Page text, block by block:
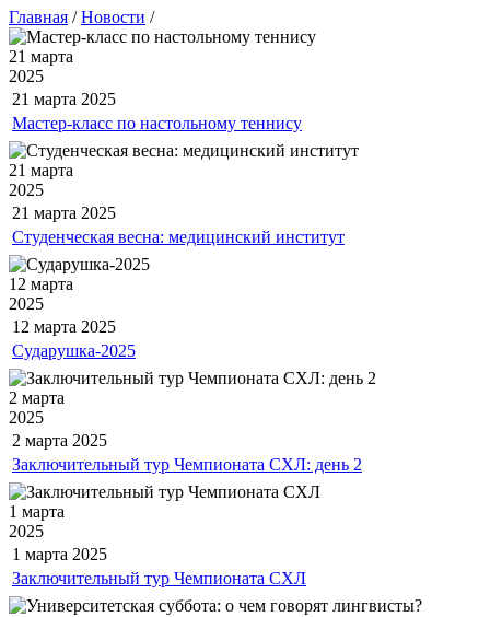
Главная /Новости /
21 марта
2025
21 марта 2025
Мастер-класс по настольному теннису
21 марта
2025
21 марта 2025
Студенческая весна: медицинский институт
12 марта
2025
12 марта 2025
Сударушка-2025
2 марта
2025
2 марта 2025
Заключительный тур Чемпионата СХЛ: день 2
1 марта
2025
1 марта 2025
Заключительный тур Чемпионата СХЛ